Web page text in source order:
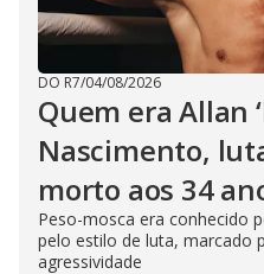
DO R7/04/08/2026
Quem era Allan
Nascimento,
morto aos 34
Peso-mosca era conhecido
pelo estilo de luta, marcado
agressividade